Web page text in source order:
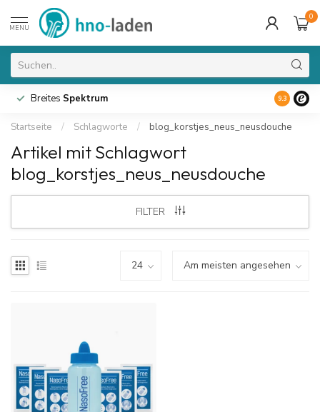
MENU
0
Breites Spektrum 9.3
Startseite / Schlagworte / blog_korstjes_neus_neusdouche
Artikel mit Schlagwort
blog_korstjes_neus_neusdouche
FILTER